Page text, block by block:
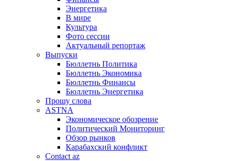
Энергетика
В мире
Культура
Фото сессии
Актуальный репортаж
Выпуски
Бюллетнь Политика
Бюллетнь Экономика
Бюллетнь Финансы
Бюллетнь Энергетика
Прошу слова
ASTNA
Экономическое обозрение
Политический Мониторинг
Обзор рынков
Карабахский конфликт
Contact az